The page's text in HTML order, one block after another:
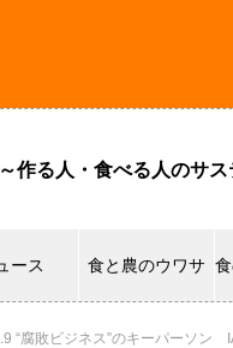
～作る人・食べる人のサ
ース 食と農のウワサ
“腐敗ビジネス”のキーパーソン